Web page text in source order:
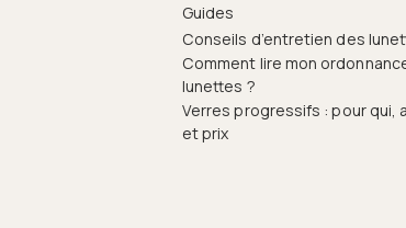
Guides
Conseils d’entretien des
Comment lire mon
lunettes ?
Verres progressifs : pour qui,
et prix